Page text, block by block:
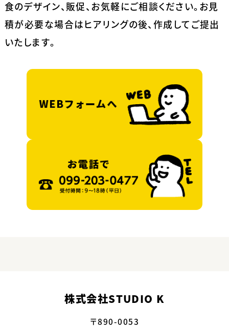
食のデザイン、販促、お気軽にご相談ください。お見
積が必要な場合はヒアリングの後、作成してご提出
いたします。
株式会社STUDIO K
〒890-0053